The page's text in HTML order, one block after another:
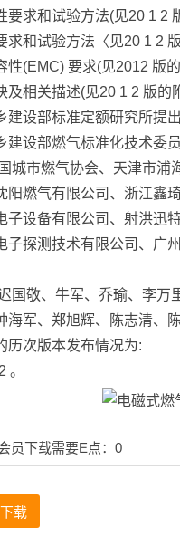
要求和试验方法(见20 1 2
求和试验方法〈见20 1 2
性(EMC) 要求(见2012 版
相关描述(见20 1 2 版的
设部标准定额研究所提出
建设部燃气标准化技术委员
城市燃气协会、天津市
阳燃气有限公司、浙江鑫
子设备有限公司、射洪迅
子探测技术有限公司、广
国敬、牛军、乔瑜、李万
海军、郑旭辉、陈志清、
历次版本发布情况为:
。
员下载需要E点：0
载